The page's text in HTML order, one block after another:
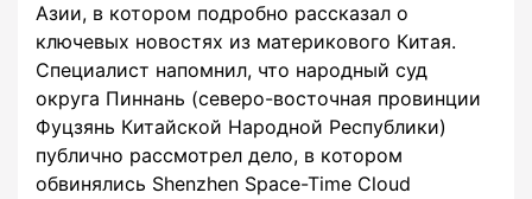
Азии, в котором подробно рассказал о
ключевых новостях из материкового Китая.
Специалист напомнил, что народный суд
округа Пиннань (северо-восточная провинции
Фуцзянь Китайской Народной Республики)
публично рассмотрел дело, в котором
обвинялись Shenzhen Space-Time Cloud